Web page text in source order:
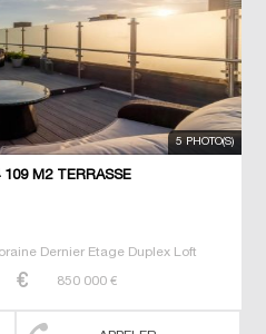
5 PHOTO(S)
M2 TERRASSE
Dernier Etage Duplex Loft
850 000 €